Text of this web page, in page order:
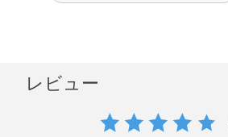
キサノイン・ジカプリン酸ポリグリセ
ン酸PG・ジオレイン酸ポリグリセリ
酸イソプロピル・水添ポリイソブテン
トリデシル・オリーブ果実油・ゴマ種
レビュー